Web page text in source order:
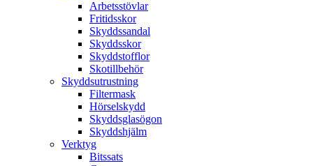
Arbetsstövlar
Fritidsskor
Skyddssandal
Skyddsskor
Skyddstofflor
Skotillbehör
Skyddsutrustning
Filtermask
Hörselskydd
Skyddsglasögon
Skyddshjälm
Verktyg
Bitssats